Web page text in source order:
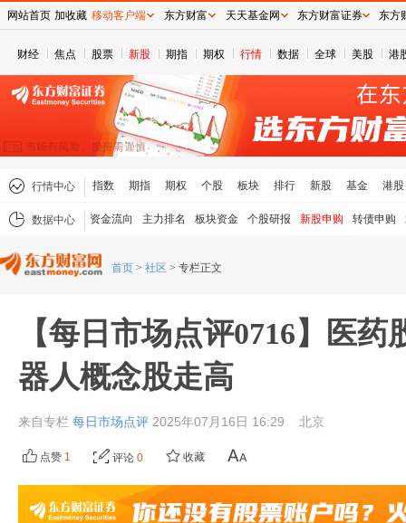
财经 焦点 股票 新股 期指 期权 行情 数据 全球 美股 港
行情中心 指数 期指 期权 个股 板块 排行 新股 基金 港股
数据中心 资金流向 主力排名 板块资金 个股研报 新股申购 转债申购
首页 > 社区 > 专栏正文
【每日市场点评0716】医
器人概念股走高
来自专栏 每日市场点评 2025年07月16日 16:29 北京
点赞 1 评论 0 收藏
网站首页 加收藏 移动客户端 东方财富 天天基金网 东方财富证券 东方